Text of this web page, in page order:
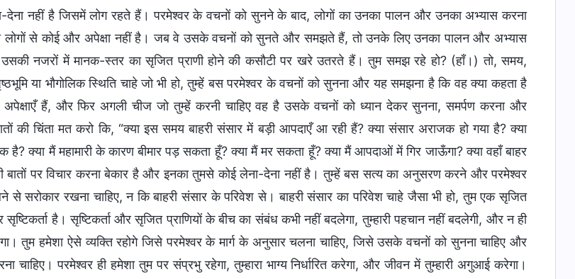
नहीं है जिसमें लोग रहते हैं। परमेश्वर के वचनों को सुनने के बाद, लोगों का उनका पालन और उनका अभ्यास करना
लोगों से कोई और अपेक्षा नहीं है। जब वे उसके वचनों को सुनते और समझते हैं, तो उनके लिए उनका पालन और अभ्यास
उसकी नजरों में मानक-स्तर का सृजित प्राणी होने की कसौटी पर खरे उतरते हैं। तुम समझ रहे हो? (हाँ।) तो, समय,
या भौगोलिक स्थिति चाहे जो भी हो, तुम्हें बस परमेश्वर के वचनों को सुनना और यह समझना है कि वह क्या कहता है
हैं, और फिर अगली चीज जो तुम्हें करनी चाहिए वह है उसके वचनों को ध्यान देकर सुनना, समर्पण करना और
की चिंता मत करो कि, “क्या इस समय बाहरी संसार में बड़ी आपदाएँ आ रही हैं? क्या संसार अराजक हो गया है? क्या
है? क्या मैं महामारी के कारण बीमार पड़ सकता हूँ? क्या मैं मर सकता हूँ? क्या मैं आपदाओं में गिर जाऊँगा? क्या वहाँ बाहर
बातों पर विचार करना बेकार है और इनका तुमसे कोई लेना-देना नहीं है। तुम्हें बस सत्य का अनुसरण करने और परमेश्वर
से सरोकार रखना चाहिए, न कि बाहरी संसार के परिवेश से। बाहरी संसार का परिवेश चाहे जैसा भी हो, तुम एक सृजित
सृष्टिकर्ता है। सृष्टिकर्ता और सृजित प्राणियों के बीच का संबंध कभी नहीं बदलेगा, तुम्हारी पहचान नहीं बदलेगी, और न ही
तुम हमेशा ऐसे व्यक्ति रहोगे जिसे परमेश्वर के मार्ग के अनुसार चलना चाहिए, जिसे उसके वचनों को सुनना चाहिए और
चाहिए। परमेश्वर ही हमेशा तुम पर संप्रभु रहेगा, तुम्हारा भाग्य निर्धारित करेगा, और जीवन में तुम्हारी अगुआई करेगा।